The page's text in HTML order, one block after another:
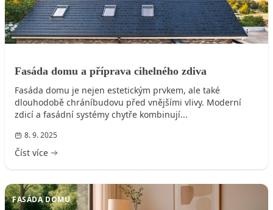
Fasáda domu a příprava cihelného zdiva
Fasáda domu je nejen estetickým prvkem, ale také
dlouhodobě chráníbudovu před vnějšími vlivy. Moderní
zdicí a fasádní systémy chytře kombinují...
8. 9. 2025
Číst více
FASÁDA DOMU